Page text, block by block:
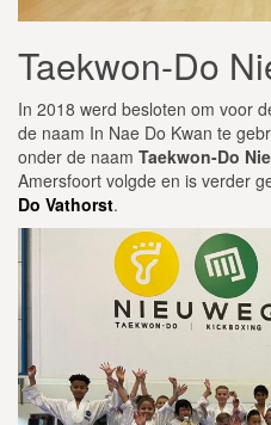
Taekwon-Do
In 2018 werd besloten om voor
de naam In Nae Do Kwan te
onder de naam Taekwon-Do
Amersfoort volgde en is verder
Do Vathorst.